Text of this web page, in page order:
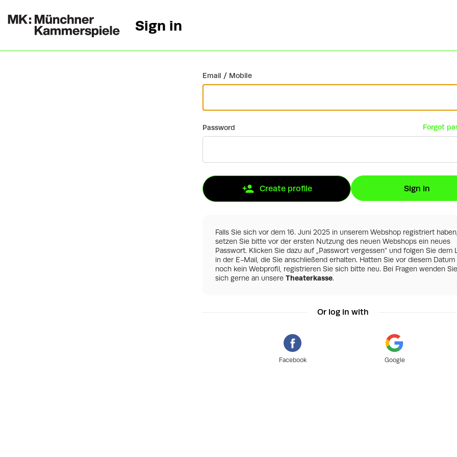
Go back
Sign in
Email / Mobile
Password Forgot
Create profile Sign in
Falls Sie sich vor dem 16. Juni 2025 in unserem Webshop registriert haben,
setzen Sie bitte vor der ersten Nutzung des neuen Webshops ein neues
Passwort. Klicken Sie dazu auf „Passwort vergessen“ und folgen Sie dem
in der E-Mail, die Sie anschließend erhalten. Hatten Sie vor diesem Datum
noch kein Webprofil, registrieren Sie sich bitte neu. Bei Fragen wenden Sie
sich gerne an unsere Theaterkasse.
Or log in with
Facebook Google